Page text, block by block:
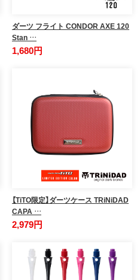
ダーツ フライト CONDOR AXE 120
Stan …
1,680円
【TiTO限定】ダーツケース TRiNiDAD
CAPA …
2,979円